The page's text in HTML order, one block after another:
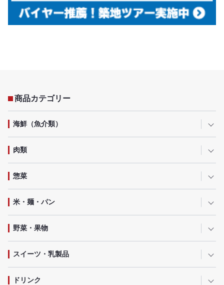
商品カテゴリー
海鮮（魚介類）
肉類
惣菜
米・麺・パン
野菜・果物
スイーツ・乳製品
ドリンク